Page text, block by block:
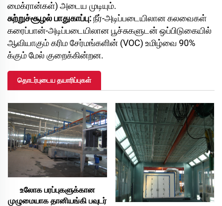
மைக்ரான்கள்) அடைய முடியும்.
சுற்றுச்சூழல் பாதுகாப்பு:நீர்-அடிப்படையிலான கலவைகள்
கரைப்பான்-அடிப்படையிலான பூச்சுகளுடன் ஒப்பிடுகையில்
ஆவியாகும் கரிம சேர்மங்களின் (VOC) உமிழ்வை 90%
க்கும் மேல் குறைக்கின்றன.
தொடர்புடைய தயாரிப்புகள்
உலோக பரப்புகளுக்கான
முழுமையாக தானியங்கி பவுடர்